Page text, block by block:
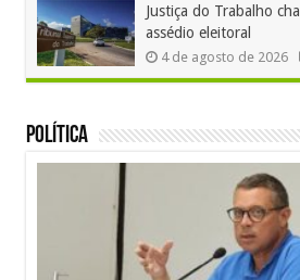
Justiça do Trabalho
assédio eleitoral
4 de agosto de 2026
Política